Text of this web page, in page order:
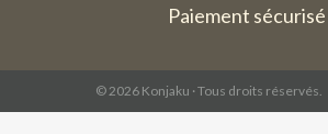
Paiement sécurisé
© 2026 Konjaku · Tous droits réservés.